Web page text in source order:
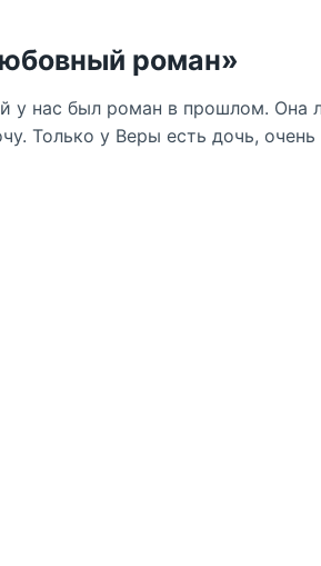
роман»
у нас был роман в прошлом. Она
Только у Веры есть дочь,